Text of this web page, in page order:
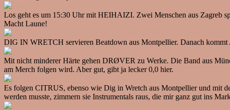
Los geht es um 15:30 Uhr mit HEIHAIZI. Zwei Menschen aus Zagreb
Macht Laune!
DIG IN WRETCH servieren Beatdown aus Montpellier. Danach kommt
Mit nicht minderer Härte gehen DRØVER zu Werke. Die Band aus
am Merch folgen wird. Aber gut, gibt ja lecker 0,0 hier.
Es folgen CITRUS, ebenso wie Dig in Wretch aus Montpellier und mit
werden musste, zimmern sie Instrumentals raus, die mir ganz gut ins